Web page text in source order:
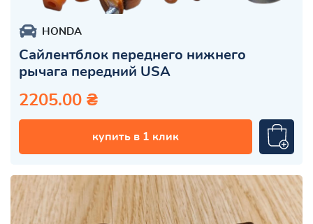
HONDA
Сайлентблок переднего нижнего
рычага передний USA
2205.00 ₴
купить в 1 клик